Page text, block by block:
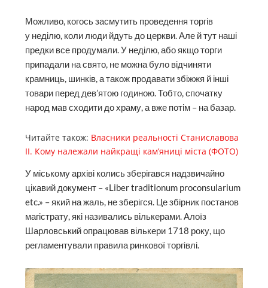
Можливо, когось засмутить проведення торгів
у неділю, коли люди йдуть до церкви. Але й тут наші
предки все продумали. У неділю, або якщо торги
припадали на свято, не можна було відчиняти
крамниць, шинків, а також продавати збіжжя й інші
товари перед дев’ятою годиною. Тобто, спочатку
народ мав сходити до храму, а вже потім – на базар.
Читайте також: Власники реальності Станиславова
ІІ. Кому належали найкращі кам’яниці міста (ФОТО)
У міському архіві колись зберігався надзвичайно
цікавий документ – «Liber traditionum proconsularium
etc.» – який на жаль, не зберігся. Це збірник постанов
магістрату, які називались вількерами. Алоїз
Шарловський опрацював вількери 1718 року, що
регламентували правила ринкової торгівлі.